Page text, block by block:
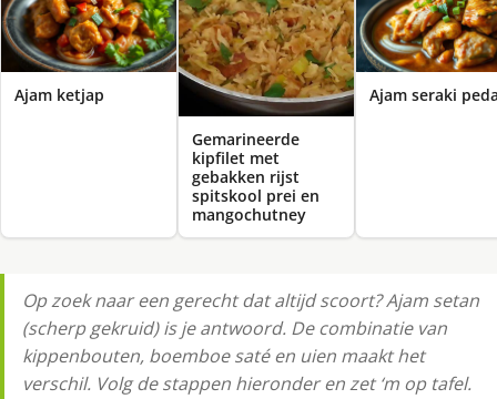
Ajam ketjap
Gemarineerde
kipfilet met
gebakken rijst
spitskool prei en
mangochutney
Ajam seraki
Op zoek naar een gerecht dat altijd scoort? Ajam setan
(scherp gekruid) is je antwoord. De combinatie van
kippenbouten, boemboe saté en uien maakt het
verschil. Volg de stappen hieronder en zet ‘m op tafel.